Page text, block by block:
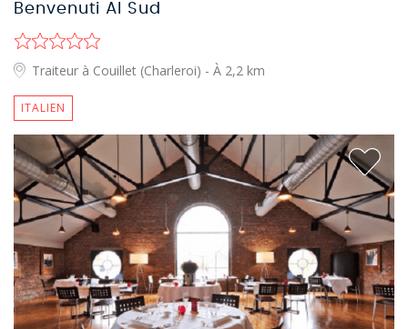
Benvenuti Al Sud
Traiteur à Couillet (Charleroi) - À 2,2 km
ITALIEN